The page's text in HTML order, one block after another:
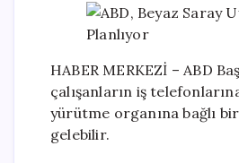
HABER MERKEZİ – ABD
çalışanların iş
yürütme organına bağlı
gelebilir.